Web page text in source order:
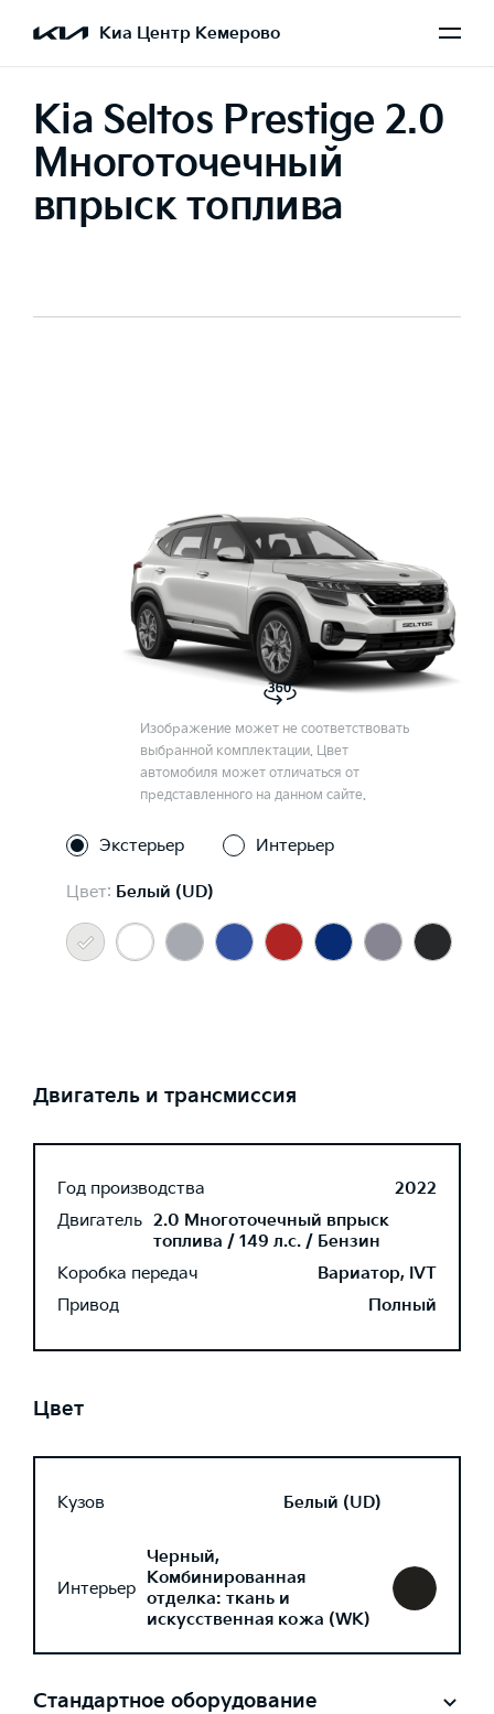
Киа Центр Кемерово
Kia Seltos Prestige 2.0
Многоточечный
впрыск топлива
Изображение может не соответствовать
выбранной комплектации. Цвет
автомобиля может отличаться от
представленного на данном сайте.
Экстерьер Интерьер
Цвет: Белый (UD)
Двигатель и трансмиссия
Год производства
2022
Двигатель 2.0 Многоточечный впрыск
топлива / 149 л.с. / Бензин
Коробка передач
Вариатор, IVT
Привод
Полный
Цвет
Кузов Белый (UD)
Интерьер
Черный,
Комбинированная
отделка: ткань и
искусственная кожа (WK)
Стандартное оборудование